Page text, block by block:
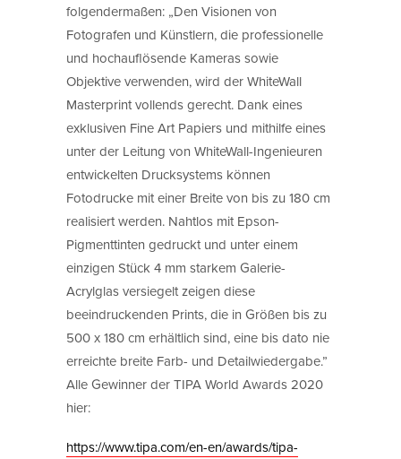
folgendermaßen: „Den Visionen von
Fotografen und Künstlern, die professionelle
und hochauflösende Kameras sowie
Objektive verwenden, wird der WhiteWall
Masterprint vollends gerecht. Dank eines
exklusiven Fine Art Papiers und mithilfe eines
unter der Leitung von WhiteWall-Ingenieuren
entwickelten Drucksystems können
Fotodrucke mit einer Breite von bis zu 180 cm
realisiert werden. Nahtlos mit Epson-
Pigmenttinten gedruckt und unter einem
einzigen Stück 4 mm starkem Galerie-
Acrylglas versiegelt zeigen diese
beeindruckenden Prints, die in Größen bis zu
500 x 180 cm erhältlich sind, eine bis dato nie
erreichte breite Farb- und Detailwiedergabe.”
Alle Gewinner der TIPA World Awards 2020
hier:
https://www.tipa.com/en-en/awards/tipa-